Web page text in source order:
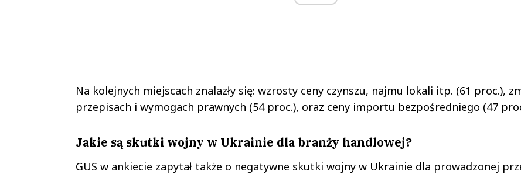
Na kolejnych miejscach znalazły się: wzrosty ceny czynszu, najmu lokali itp. (61 proc.),
przepisach i wymogach prawnych (54 proc.), oraz ceny importu bezpośredniego (47
Jakie są skutki wojny w Ukrainie dla branży handlowej?
GUS w ankiecie zapytał także o negatywne skutki wojny w Ukrainie dla prowadzonej